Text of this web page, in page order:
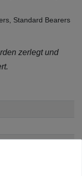
Standard Bearers
zerlegt und